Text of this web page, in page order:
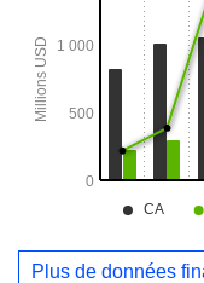
Plus de données